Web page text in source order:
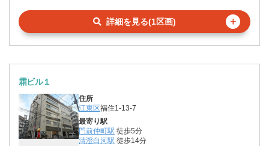
詳細を見る(1区画) ＋
霜ビル１
住所
江東区福住1-13-7
最寄り駅
門前仲町駅 徒歩5分
清澄白河駅 徒歩14分